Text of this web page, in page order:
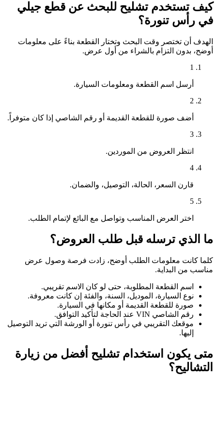
كيف تستخدم تشليح للبحث عن قطع جيلي
في رأس تنورة؟
الهدف أن تختصر وقت البحث وتختار القطعة بناءً على معلومات
أوضح، بدون التزام بالشراء من أول عرض.
1
أرسل اسم القطعة ومعلومات السيارة.
2
أضف صورة للقطعة القديمة أو رقم الشاصي إذا كان متوفراً.
3
انتظر العروض من الموردين.
4
قارن السعر، الحالة، التوصيل، والضمان.
5
اختر العرض المناسب وتواصل مع البائع لإتمام الطلب.
ما الذي ترسله قبل طلب العروض؟
كلما كانت معلومات الطلب أوضح، زادت فرصة وصول عرض
مناسب من البداية.
اسم القطعة المطلوبة، حتى لو كان الاسم تقريبي.
نوع السيارة، الموديل، السنة، والفئة إن كانت معروفة.
صورة للقطعة القديمة أو مكانها في السيارة.
رقم الشاصي VIN عند الحاجة لتأكيد التوافق.
موقعك التقريبي في رأس تنورة أو الورشة التي تريد التوصيل
إليها.
متى يكون استخدام تشليح أفضل من زيارة
التشاليح؟